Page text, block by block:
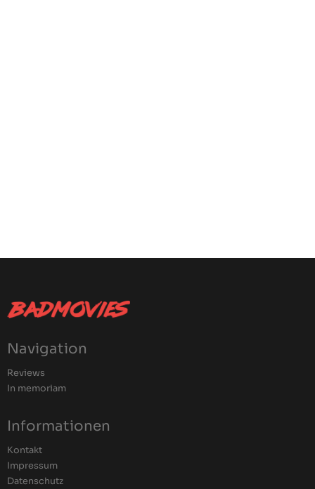
Navigation
Reviews
In memoriam
Informationen
Kontakt
Impressum
Datenschutz